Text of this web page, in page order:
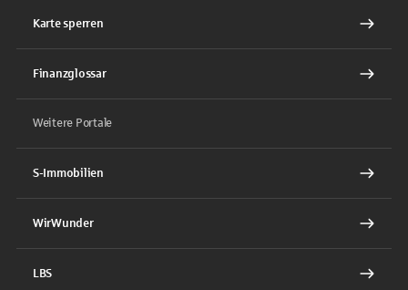
Karte sperren
Finanzglossar
Weitere Portale
S-Immobilien
WirWunder
LBS